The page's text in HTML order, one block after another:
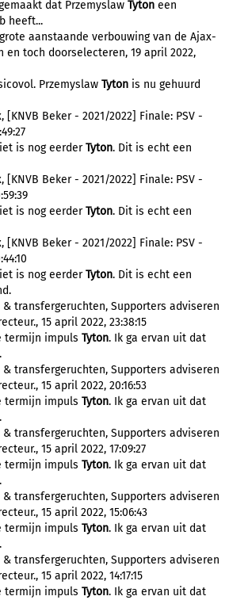
dat Przemyslaw Tyton een
heeft...
aanstaande verbouwing van de Ajax-
en toch doorselecteren, 19 april 2022,
Przemyslaw Tyton is nu gehuurd
Beker - 2021/2022] Finale: PSV -
is nog eerderTyton. Dit is echt een
Beker - 2021/2022] Finale: PSV -
is nog eerderTyton. Dit is echt een
Beker - 2021/2022] Finale: PSV -
is nog eerderTyton. Dit is echt een
transfergeruchten, Supporters adviseren
15 april 2022, 23:38:15
termijn impuls Tyton. Ik ga ervan uit dat
transfergeruchten, Supporters adviseren
15 april 2022, 20:16:53
termijn impuls Tyton. Ik ga ervan uit dat
transfergeruchten, Supporters adviseren
15 april 2022, 17:09:27
termijn impuls Tyton. Ik ga ervan uit dat
transfergeruchten, Supporters adviseren
15 april 2022, 15:06:43
termijn impuls Tyton. Ik ga ervan uit dat
transfergeruchten, Supporters adviseren
15 april 2022, 14:17:15
termijn impuls Tyton. Ik ga ervan uit dat